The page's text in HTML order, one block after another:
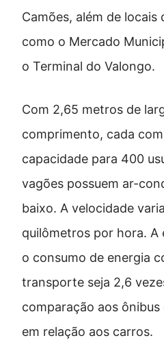
Camões, além de locais
como o Mercado
o Terminal do Valongo.
Com 2,65 metros de
comprimento, cada
capacidade para 400
vagões possuem ar-
baixo. A velocidade
quilômetros por hora. A
o consumo de energia
transporte seja 2,6
comparação aos
em relação aos carros.